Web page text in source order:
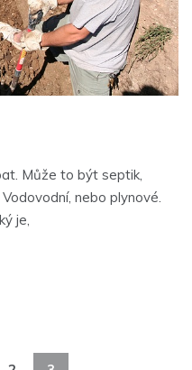
Může to být septik,
nebo plynové.
je,